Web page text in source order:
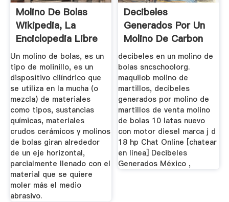
Molino De Bolas
Wikipedia, La
Enciclopedia Libre
Un molino de bolas, es un
tipo de molinillo, es un
dispositivo cilíndrico que
se utiliza en la mucha (o
mezcla) de materiales
como tipos, sustancias
químicas, materiales
crudos cerámicos y molinos
de bolas giran alrededor
de un eje horizontal,
parcialmente llenado con el
material que se quiere
moler más el medio
abrasivo.
Decibeles
Generados Por Un
Molino De Carbon
decibeles en un molino de
bolas sncschoolorg.
maquilob molino de
martillos, decibeles
generados por molino de
martillos de venta molino
de bolas 10 latas nuevo
con motor diesel marca j d
18 hp Chat Online [chatear
en línea] Decibeles
Generados México ,